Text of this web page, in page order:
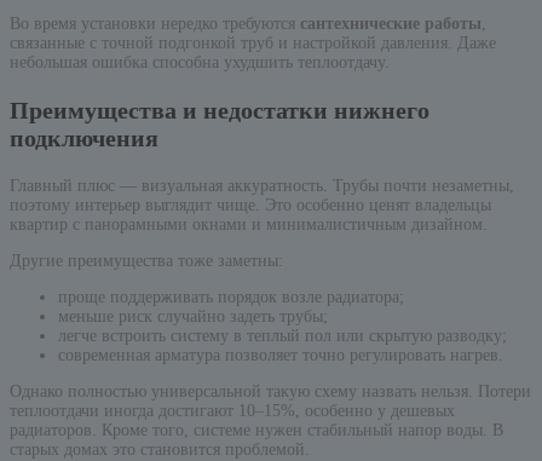
Во время установки нередко требуются сантехнические работы,
связанные с точной подгонкой труб и настройкой давления. Даже
небольшая ошибка способна ухудшить теплоотдачу.
Преимущества и недостатки нижнего
подключения
Главный плюс — визуальная аккуратность. Трубы почти незаметны,
поэтому интерьер выглядит чище. Это особенно ценят владельцы
квартир с панорамными окнами и минималистичным дизайном.
Другие преимущества тоже заметны:
проще поддерживать порядок возле радиатора;
меньше риск случайно задеть трубы;
легче встроить систему в теплый пол или скрытую разводку;
современная арматура позволяет точно регулировать нагрев.
Однако полностью универсальной такую схему назвать нельзя. Потери
теплоотдачи иногда достигают 10–15%, особенно у дешевых
радиаторов. Кроме того, системе нужен стабильный напор воды. В
старых домах это становится проблемой.